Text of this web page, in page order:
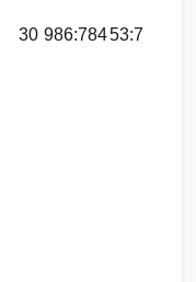
30 986:78453:7